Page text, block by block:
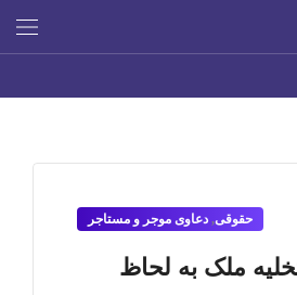
حقوقی, دعاوی موجر و مستاجر
ملک به لحاظ